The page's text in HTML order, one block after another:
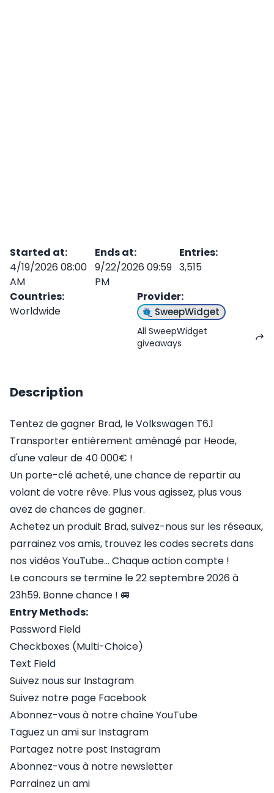
Started at:
4/19/2026 08:00
AM
Ends at:
9/22/2026 09:59
PM
Entries:
3,515
Countries:
Worldwide
Provider:
SweepWidget
All SweepWidget
giveaways
Description
Tentez de gagner Brad, le Volkswagen T6.1
Transporter entièrement aménagé par Heode,
d'une valeur de 40 000€ !
Un porte-clé acheté, une chance de repartir au
volant de votre rêve. Plus vous agissez, plus vous
avez de chances de gagner.
Achetez un produit Brad, suivez-nous sur les réseaux,
parrainez vos amis, trouvez les codes secrets dans
nos vidéos YouTube… Chaque action compte !
Le concours se termine le 22 septembre 2026 à
23h59. Bonne chance ! 🚐
Entry Methods:
Password Field
Checkboxes (Multi-Choice)
Text Field
Suivez nous sur Instagram
Suivez notre page Facebook
Abonnez-vous à notre chaîne YouTube
Taguez un ami sur Instagram
Partagez notre post Instagram
Abonnez-vous à notre newsletter
Parrainez un ami